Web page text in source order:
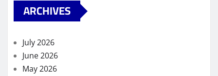
ARCHIVES
July 2026
June 2026
May 2026